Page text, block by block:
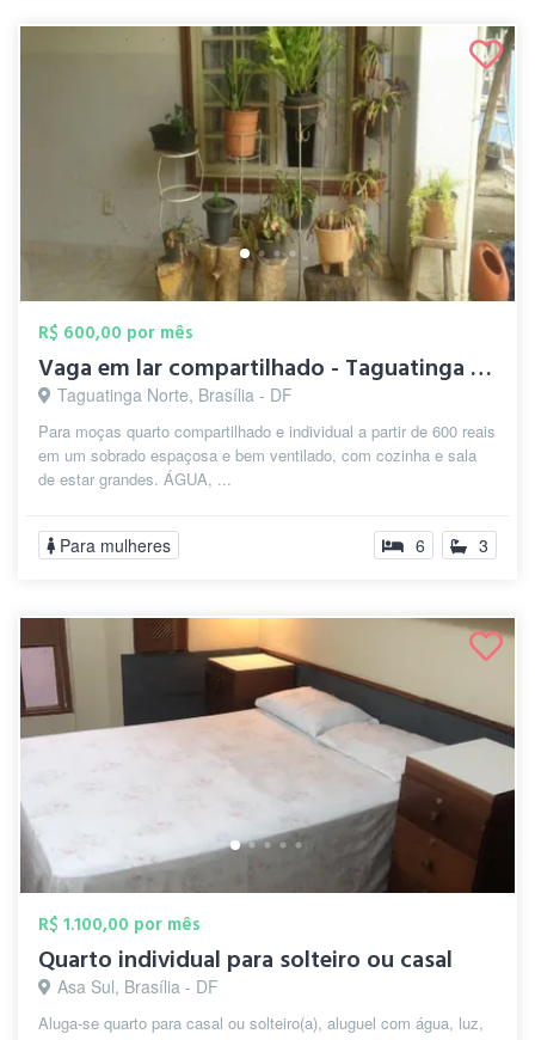
R$ 600,00 por mês
Vaga em lar compartilhado - Taguatinga n...
Taguatinga Norte, Brasília - DF
Para moças quarto compartilhado e individual a partir de 600 reais
em um sobrado espaçosa e bem ventilado, com cozinha e sala
de estar grandes. ÁGUA, ...
Para mulheres 6 3
R$ 1.100,00 por mês
Quarto individual para solteiro ou casal
Asa Sul, Brasília - DF
Aluga-se quarto para casal ou solteiro(a), aluguel com água, luz,